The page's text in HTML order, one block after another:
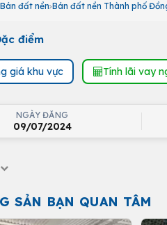
Bán đất nền Bán đất nền Thành phố
điểm
giá khu vực Tính lãi vay
NGÀY ĐĂNG
09/07/2024
SẢN BẠN QUAN TÂM